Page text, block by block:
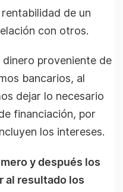
de un
con otros.
proveniente de
bancarios, al
dejar lo necesario
financiación, por
los intereses.
y después los
al resultado los